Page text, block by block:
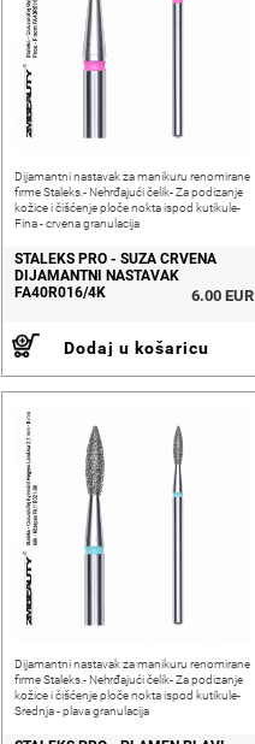
Dijamantni nastavak za manikuru renomirane
firme Staleks.- Nehrđajući čelik- Za podizanje
kožice i čišćenje ploče nokta ispod kutikule-
Fina - crvena granulacija
STALEKS PRO - SUZA CRVENA
DIJAMANTNI NASTAVAK
FA40R016/4K
6.00 EUR
Dodaj u košaricu
Dijamantni nastavak za manikuru renomirane
firme Staleks.- Nehrđajući čelik- Za podizanje
kožice i čišćenje ploče nokta ispod kutikule-
Srednja - plava granulacija